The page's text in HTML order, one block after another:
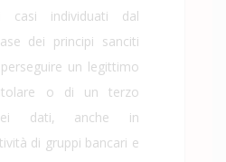
casi individuati dal
dei principi sanciti
un legittimo
o di un terzo
dati, anche in
di gruppi bancari e